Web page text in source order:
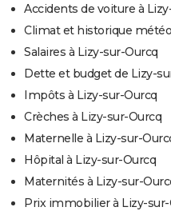
Accidents de voiture à
Climat et historique
Salaires à Lizy-sur-Ourcq
Dette et budget de Lizy-
Impôts à Lizy-sur-Ourcq
Crèches à Lizy-sur-Ourcq
Maternelle à Lizy-sur-
Hôpital à Lizy-sur-Ourcq
Maternités à Lizy-sur-
Prix immobilier à Lizy-